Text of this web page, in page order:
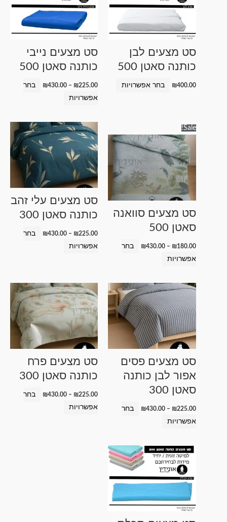
סט מצעים לבן
כותנה סאטן 500
₪400.00 בחר אפשרויות
יש
סט מצעים נייבי
כותנה סאטן 500
₪225.00
–
₪430.00
⁦₪430.00⁩
בחר
אפשרויות
יש
מספר
סוגים.
לבחור
את
Sale!
סט מצעים סוואנה
סאטן 500
₪180.00
–
₪430.00
מחירים:
⁦₪180.00⁩
עד
בחר
אפשרויות
זה
יש
סוגים.
ניתן
את
האפשרויות
בעמוד
סט מצעים עלי זהב
כותנה סאטן 300
₪225.00
–
₪430.00
טווח
מחירים:
עד
בחר
אפשרויות
למוצר
זה
לבחור
את
האפשרויות
סט מצעים פסים
אפור לבן כותנה
סאטן 300
₪225.00
–
₪430.00
טווח
מחירים:
עד
⁦₪430.00⁩
בחר
אפשרויות
למוצר
זה
יש
מספר
סוגים.
לבחור
את
האפשרויות
סט מצעים פרח
כותנה סאטן 300
₪225.00
–
₪430.00
טווח
מחירים:
⁦₪225.00⁩
עד
בחר
אפשרויות
למוצר
זה
יש
מספר
סוגים.
לבחור
את
האפשרויות
טווח
מחירים:
⁦₪225.00⁩
למוצר
זה
יש
סוגים.